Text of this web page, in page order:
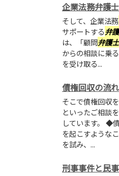
企業法務弁護
そして、企業法務
サポートする弁
は、「顧問弁護士
からの相談に乗
を受け取る...
債権回収の流れ
そこで債権回収を
といったご相談
しています。 ◆
を起こすような
を試み、...
刑事事件と民